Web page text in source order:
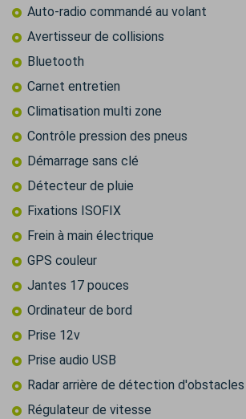
Auto-radio commandé au volant
Avertisseur de collisions
Bluetooth
Carnet entretien
Climatisation multi zone
Contrôle pression des pneus
Démarrage sans clé
Détecteur de pluie
Fixations ISOFIX
Frein à main électrique
GPS couleur
Jantes 17 pouces
Ordinateur de bord
Prise 12v
Prise audio USB
Radar arrière de détection d'obstacles
Régulateur de vitesse